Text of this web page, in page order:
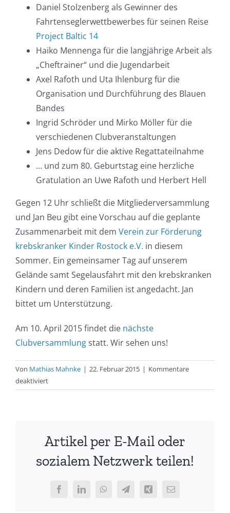
Daniel Stolzenberg als Gewinner des
Fahrtenseglerwettbewerbes für seinen Reise
Project Baltic 14
Haiko Mennenga für die langjährige Arbeit als
„Cheftrainer“ und die Jugendarbeit
Axel Rafoth und Uta Ihlenburg für die
Organisation und Durchführung des Blauen
Bandes
Ingrid Schröder und Mirko Möller für die
verschiedenen Clubveranstaltungen
Jens Dedow für die aktive Regattateilnahme
… und zum 80. Geburtstag eine herzliche
Gratulation an Uwe Rafoth und Herbert Hell
Gegen 12 Uhr schließt die Mitgliederversammlung
und Jan Beu gibt eine Vorschau auf die geplante
Zusammenarbeit mit dem Verein zur Förderung
krebskranker Kinder Rostock e.V. in diesem
Sommer. Ein gemeinsamer Tag auf unserem
Gelände samt Segelausfahrt mit den krebskranken
Kindern und deren Familien ist angedacht. Jan
bittet um Unterstützung.
Am 10. April 2015 findet die nächste
Clubversammlungstatt. Wir sehen uns!
Von Mathias Mahnke | 22. Februar 2015 | Kommentare
deaktiviertfür
Bericht
2015
Artikel per E-Mail oder
sozialem Netzwerk teilen!
FacebookLinkedInWhatsAppTelegramXing
E-